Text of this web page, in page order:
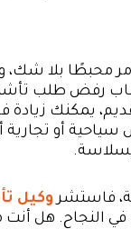
محبطًا بلا
رفض طلب
يمكنك
أو تجارية
فاستشروكيل
النجاح. هل